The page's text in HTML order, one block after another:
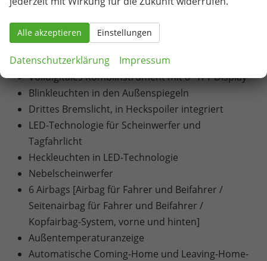
Streaming / Vorbereitet für die Aktivierung von
SEAT CONNECT mit kostenloser Vertragslaufzeit
von 10 Jahren]
Volldigitales Kombiinstrument mit 8" TFT Display
Blinkleuchten in den Außenspiegeln
Drittes Bremslicht, in Heckspoiler integriert
LED-Technologie für Scheinwerfer und
Tagfahrlicht
Heckleuchten in LED-Technologie
Nebelscheinwerfer
6 Airbags [Airbag für Fahrer und Beifahrer /
Seitenairbag für Fahrer und Beifahrer /
Kopfairbag-System, vorne und hinten]
Außentemperaturanzeige
Automatische Coming-Home und Leaving-Home-
Alle akzeptieren Einstellungen
Datenschutzerklärung Impressum